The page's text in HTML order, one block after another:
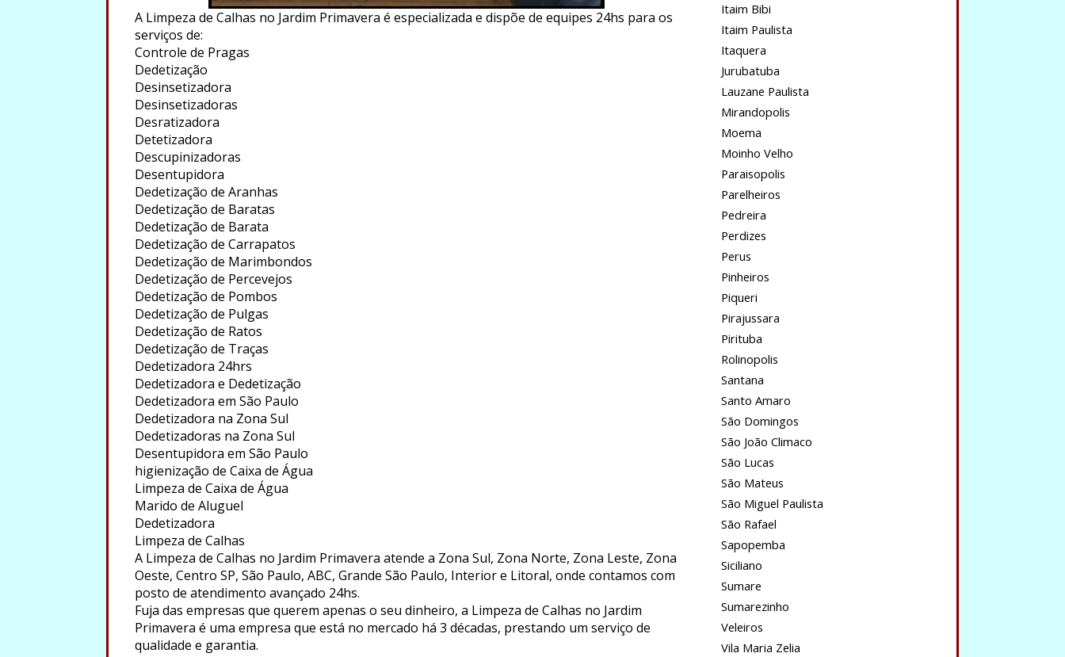
A Limpeza de Calhas no Jardim Primavera é especializada e dispõe de equipes 24hs para os
serviços de:
Controle de Pragas
Dedetização
Desinsetizadora
Desinsetizadoras
Desratizadora
Detetizadora
Descupinizadoras
Desentupidora
Dedetização de Aranhas
Dedetização de Baratas
Dedetização de Barata
Dedetização de Carrapatos
Dedetização de Marimbondos
Dedetização de Percevejos
Dedetização de Pombos
Dedetização de Pulgas
Dedetização de Ratos
Dedetização de Traças
Dedetizadora 24hrs
Dedetizadora e Dedetização
Dedetizadora em São Paulo
Dedetizadora na Zona Sul
Dedetizadoras na Zona Sul
Desentupidora em São Paulo
higienização de Caixa de Água
Limpeza de Caixa de Água
Marido de Aluguel
Dedetizadora
Limpeza de Calhas
A Limpeza de Calhas no Jardim Primavera atende a Zona Sul, Zona Norte, Zona Leste, Zona
Oeste, Centro SP, São Paulo, ABC, Grande São Paulo, Interior e Litoral, onde contamos com
posto de atendimento avançado 24hs.
Fuja das empresas que querem apenas o seu dinheiro, a Limpeza de Calhas no Jardim
Primavera é uma empresa que está no mercado há 3 décadas, prestando um serviço de
qualidade e garantia.
Itaim Bibi
Itaim Paulista
Itaquera
Jurubatuba
Lauzane Paulista
Mirandopolis
Moema
Moinho Velho
Paraisopolis
Parelheiros
Pedreira
Perdizes
Perus
Pinheiros
Piqueri
Pirajussara
Pirituba
Rolinopolis
Santana
Santo Amaro
São Domingos
São João Climaco
São Lucas
São Mateus
São Miguel Paulista
São Rafael
Sapopemba
Siciliano
Sumare
Sumarezinho
Veleiros
Vila Maria Zelia